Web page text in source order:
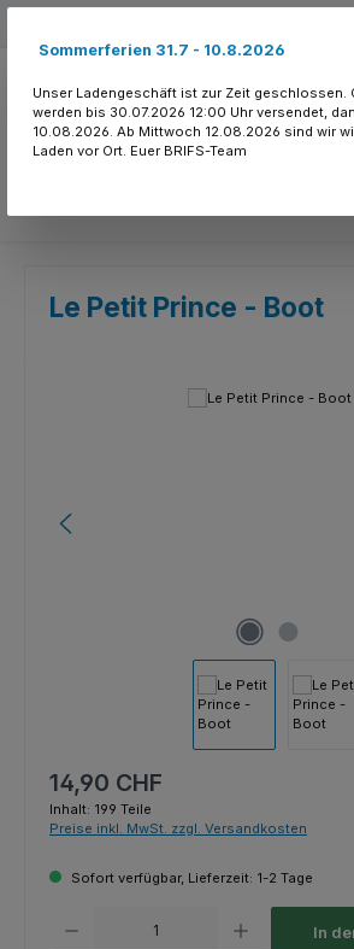
Le Petit Prince - Boot
Bildergalerie überspringen
Regulärer Preis:
14,90 CHF
Inhalt: 199 Teile
Preise inkl. MwSt. zzgl. Versandkosten
Sofort verfügbar, Lieferzeit: 1-2 Tage
In
Sommerferien 31.7 - 10.8.2026
Unser Ladengeschäft ist zur Zeit geschlossen.
werden bis 30.07.2026 12:00 Uhr versendet,
10.08.2026. Ab Mittwoch 12.08.2026 sind wir
Laden vor Ort. Euer BRIFS-Team